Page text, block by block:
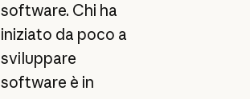
software. Chi ha
iniziato da poco a
sviluppare
software è in